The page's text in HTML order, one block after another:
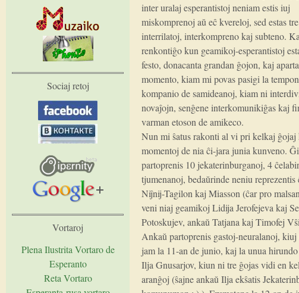
inter uralaj esperantistoj neniam estis iuj
miskomprenoj aŭ eĉ kvereloj, sed estas
interrilatoj, interkompreno kaj subteno.
renkontiĝo kun geamikoj-esperantistoj
festo, donacanta grandan ĝojon, kaj
momento, kiam mi povas pasigi la
kompanio de samideanoj, kiam ni
novaĵojn, senĝene interkomunikiĝas kaj
varman etoson de amikeco.
Nun mi ŝatus rakonti al vi pri kelkaj ĝojaj
momentoj de nia ĉi-jara junia kunveno.
partoprenis 10 jekaterinburganoj, 4
tjumenanoj, bedaŭrinde neniu reprezentis
Niĵnij-Tagilon kaj Miasson (ĉar pro
veni niaj geamikoj Lidija Jerofejeva kaj
Potoskujev, ankaŭ Tatjana kaj Timofej
Ankaŭ partoprenis gastoj-neuralanoj,
jam la 11-an de junio, kaj la unua
Ilja Gnusarjov, kiun ni tre ĝojas vidi en
aranĝoj (ŝajne ankaŭ Ilja ekŝatis
Sociaj retoj
Vortaroj
Plena Ilustrita Vortaro de
Esperanto
Reta Vortaro